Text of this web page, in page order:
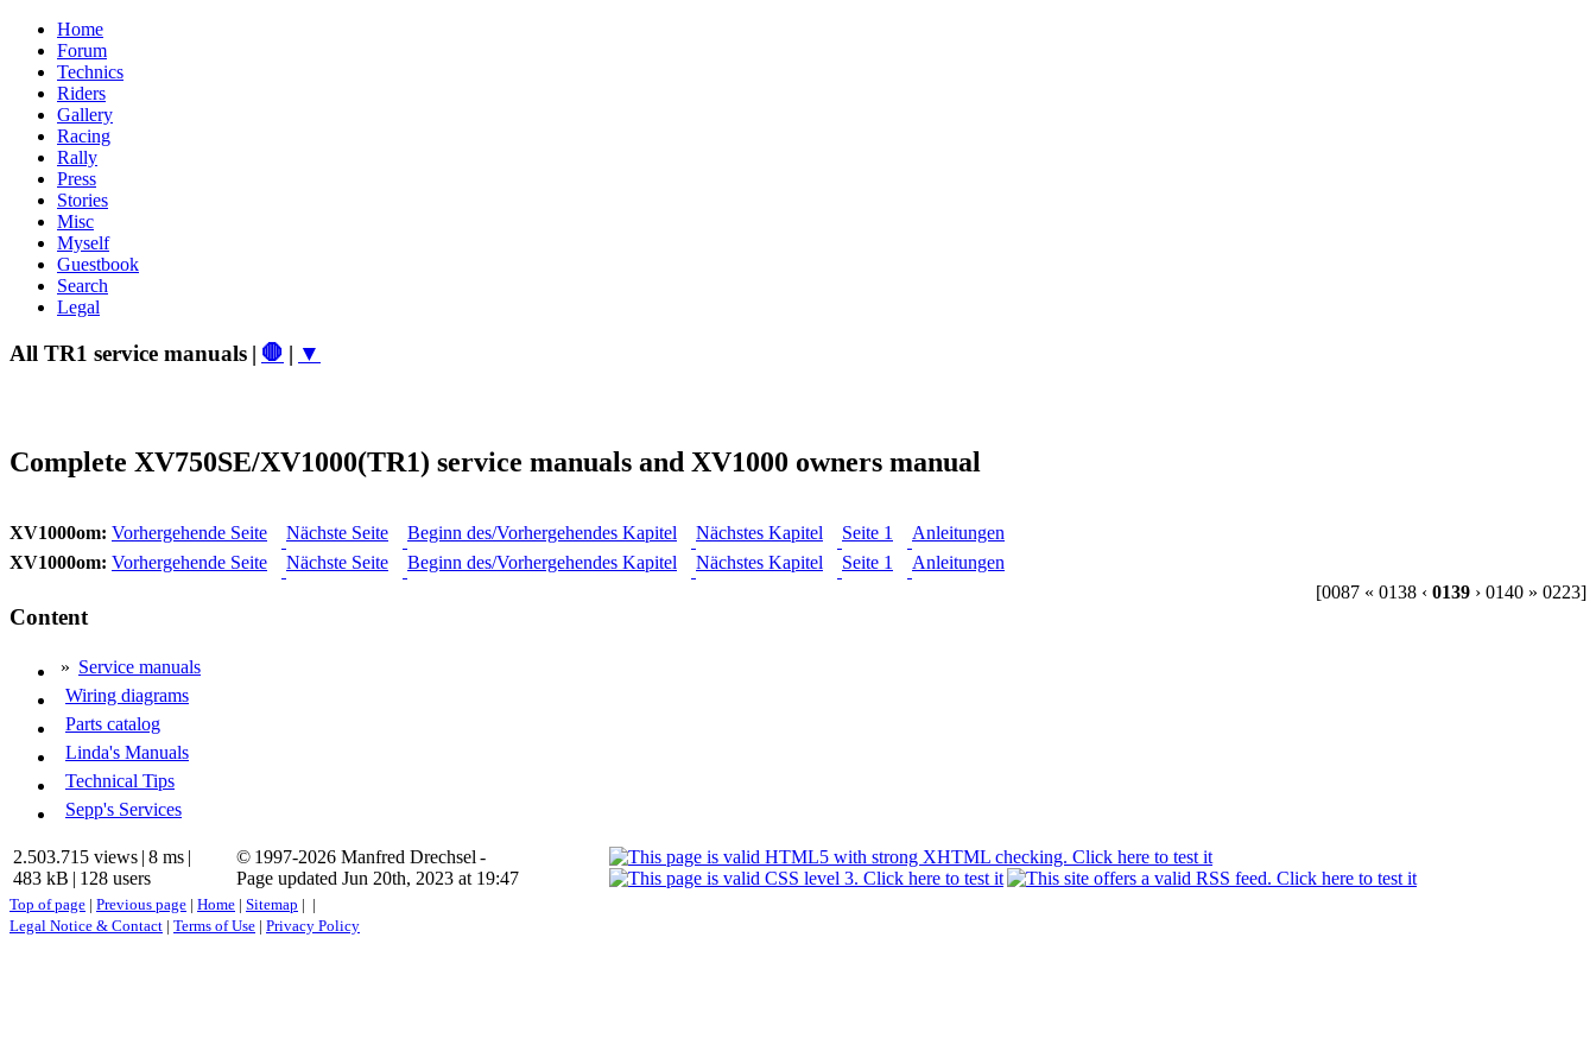
Home
Forum
Technics
Riders
Gallery
Racing
Rally
Press
Stories
Misc
Myself
Guestbook
Search
Legal
All TR1 service manuals | 🛑 | ▼
Complete XV750SE/XV1000(TR1) service manuals and XV1000 owners manual
XV1000om: Vorhergehende Seite Nächste Seite Beginn des/Vorhergehendes Kapitel Nächstes Kapitel Seite 1
Anleitungen
XV1000om: Vorhergehende Seite Nächste Seite Beginn des/Vorhergehendes Kapitel Nächstes Kapitel Seite 1
Anleitungen
[0087 « 0138 ‹ 0139 › 0140 » 0223]
Content
» Service manuals
Wiring diagrams
Parts catalog
Linda's Manuals
Technical Tips
Sepp's Services
2.503.715 views | 8 ms |
483 kB | 128 users
© 1997-2026 Manfred Drechsel -
Page updated Jun 20th, 2023 at 19:47
Top of page | Previous page | Home | Sitemap | |
Legal Notice & Contact | Terms of Use | Privacy Policy